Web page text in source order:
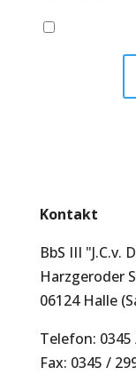
Kontakt
BbS III "J.C.v.
Harzgeroder
06124 Halle
Telefon: 0345
Fax: 0345 /